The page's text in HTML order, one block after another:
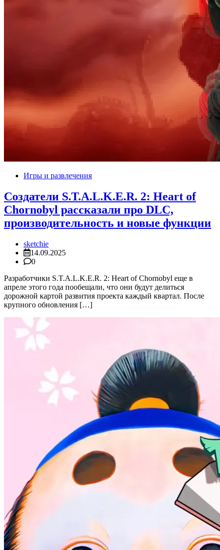
Игры и развлечения
Создатели S.T.A.L.K.E.R. 2: Heart of
Chornobyl рассказали про DLC,
производительность и новые функции
sketchie
14.09.2025
0
Разработчики S.T.A.L.K.E.R. 2: Heart of Chornobyl еще в
апреле этого года пообещали, что они будут делиться
дорожной картой развития проекта каждый квартал. После
крупного обновления […]